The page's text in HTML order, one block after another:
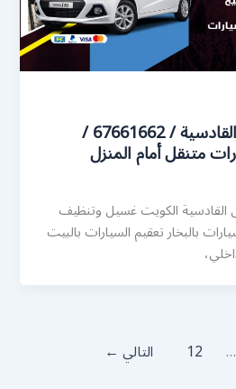
رقم غسيل سيارات القادسية / 67661662 /
متنقل أمام المنزل
الكويت غسيل وتنظيف
بالبخار تعقيم السيارات بالبيت
…
12 التالي ←